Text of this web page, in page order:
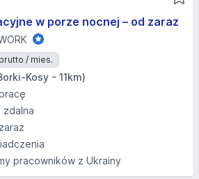
w porze nocnej – od zaraz
brutto / mies.
Kosy - 11km)
zdalna
pracowników z Ukrainy